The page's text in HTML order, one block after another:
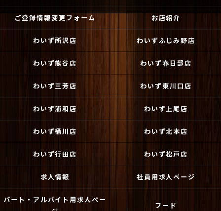
ご登録情報変更フォーム お店紹介
わいず所沢店 わいずふじみ野店
わいず熊谷店 わいず春日部店
わいず三芳店 わいず東川口店
わいず浦和店 わいず上尾店
わいず桶川店 わいず北本店
わいず行田店 わいず松戸店
求人情報 社員用求人ページ
パート・アルバイト用求人ペー
フード